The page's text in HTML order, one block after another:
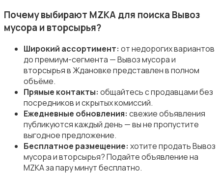
Ремонт техники
Организация праздников
Фото- и видеосъемка
Почему выбирают MZKA для поиска Вывоз
мусора и вторсырья?
Широкий ассортимент: от недорогих вариантов
до премиум-сегмента — Вывоз мусора и
вторсырья в Ждановке представлен в полном
объёме.
Прямые контакты: общайтесь с продавцами без
посредников и скрытых комиссий.
Ежедневные обновления: свежие объявления
публикуются каждый день — вы не пропустите
выгодное предложение.
Бесплатное размещение: хотите продать Вывоз
мусора и вторсырья? Подайте объявление на
MZKA за пару минут бесплатно.